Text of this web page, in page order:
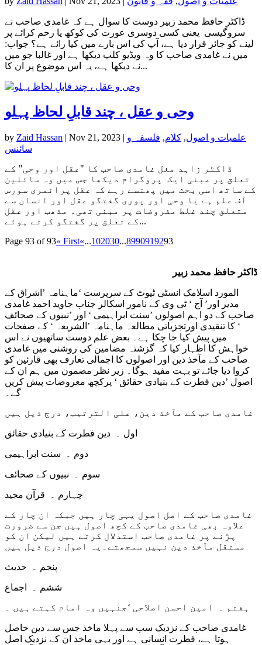
ڈاکٹر حافظ محمد زبیر دوست کا سوال ہے کہ غامدی صاحب نے
سروگیسی یعنی کسی دوسری عورت کی کوکھ یا رحم کرائے پر
لینے کو جائز قرار دیا ہے، آپ کی اس بارے میں کیا رائے ہے؟ جواب:
میں نے غامدی صاحب کا وہ ویڈیو کلپ دیکھا ہے اور غالبا جو میں
نے دیکھا ہے، یہ اس موضوع پر ان کا...
وحی و عقل ، چند قابلِ لحاظ پہلو
by Zaid Hassan | Nov 21, 2023 | علمیات و اصول, کلام, فلسفہ و
سائنس
ڈاکٹر زاہد مغل غامدی صاحب کا "عقل اور وحی" کے
تعلق پر مبنی ایک پروگرام دیکھا جس میں وہ سائلین
کے ساتھ اسی بحث میں پھنسے رہے کہ عقل پرائمری سورس
آف علم ہے یا وحی اور پوری گفتگو عقل اور انسان سے
متعلق چند غلط مفروضات پر مبنی تھی۔ مذھب اور عقل
کے تعلق پر گفتگو کرتے ہوئے...
Page 93 of 93« First«...102030...8990919293
ڈاکٹر حافظ محمد زبیر
المورد اسلامک انسٹی ٹیوٹ کے سرپرست ‘ماہنامہ ’اشراق کے
مدیر اور’ آج ‘ ٹی وی کے نامور اسکالر جناب جاوید احمد غامدی
صاحب کے دو اہم اصولوں ’سنت ابراہیمی ‘ اور ’نبیوں کے صحائف
‘ کا تنقیدی اورتجزیاتی مطالعہ ماہنامہ ’الشریعہ ‘ کے صفحات
میں پیش کیا جا چکا ہے۔ بعض علم دوست ساتھیوں نے اس
خواہش کا اظہار کیا کہ گزشتہ مضامین کی روشنی میں غامدی
صاحب کے مآخذ دین اور اصولوں کا اجمالی تعارف بھی قارئین کو
کروا دیا جائے تو بہت مفید ہوگا۔ زیر نظر مضمون میں ہم ان کے
اصول ’دین فطرت کے بنیادی حقائق ‘ پرکچھ معروضات پیش کریں
گے۔
غامدی صاحب کے مآخذ دین، علی الترتیب، درج ذیل ہیں
سوم ۔ نبیوں کے صحائف
غامدی صاحب کے اصل اصول یہی چار ہیں جبکہ ان چار کے
علاوہ بھی غامدی صاحب کے کچھ اصول ہیں جن سے ضرورت
پڑنے پر غامدی صاحب استدلال کرتے ہیں لیکن ان کو
ششم ۔ اجماع
غامدی صاحب کے نزدیک سب سے پہلا ماخذ جس سے دین حاصل
ہوتا ہے، فطرت انسانی ہے اور یہی ماخذ ان کے نزدیک اصل